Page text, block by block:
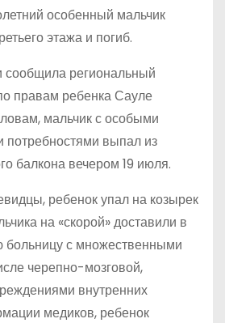
особенный мальчик
этажа и погиб.
сообщила региональный
правам ребенка Сауле
мальчик с особыми
потребностями выпал из
балкона вечером 19 июля.
ребенок упал на козырек
на «скорой» доставили в
больницу с множественными
черепно-мозговой,
внутренних
медиков, ребенок